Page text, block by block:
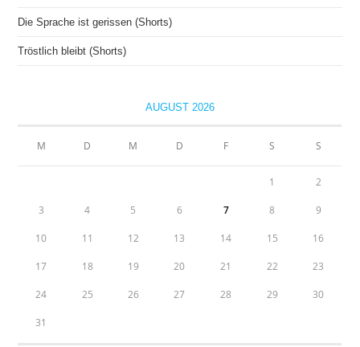
Die Sprache ist gerissen (Shorts)
Tröstlich bleibt (Shorts)
AUGUST 2026
M D M D F S S
1 2
3 4 5 6 7 8 9
10 11 12 13 14 15 16
17 18 19 20 21 22 23
24 25 26 27 28 29 30
31